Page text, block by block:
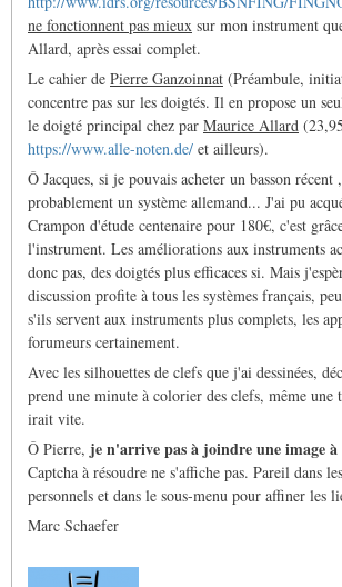
ne fonctionnent pas mieux sur mon instrument
Allard, après essai complet.
Le cahier de Pierre Ganzoinnat (Préambule,
concentre pas sur les doigtés. Il en propose un
le doigté principal chez par Maurice Allard
https://www.alle-noten.de/ et ailleurs).
Ô Jacques, si je pouvais acheter un basson
probablement un système allemand... J'ai pu
Crampon d'étude centenaire pour 180€, c'est
l'instrument. Les améliorations aux instruments
donc pas, des doigtés plus efficaces si. Mais
discussion profite à tous les systèmes français,
s'ils servent aux instruments plus complets, les
forumeurs certainement.
Avec les silhouettes de clefs que j'ai dessinées,
prend une minute à colorier des clefs, même une
irait vite.
Ô Pierre, je n'arrive pas à joindre une image à
Captcha à résoudre ne s'affiche pas. Pareil dans
personnels et dans le sous-menu pour affiner les
Marc Schaefer